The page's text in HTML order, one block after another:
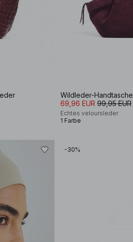
Wildleder-Handtasche
69,96 EUR 99,95 EUR
Echtes veloursleder
1 Farbe
-30%